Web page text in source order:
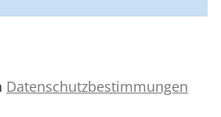
Datenschutzbestimmungen